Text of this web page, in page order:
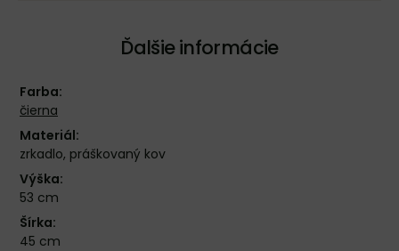
Ďalšie informácie
Farba:
čierna
Materiál:
zrkadlo, práškovaný kov
Výška:
53 cm
Šírka:
45 cm